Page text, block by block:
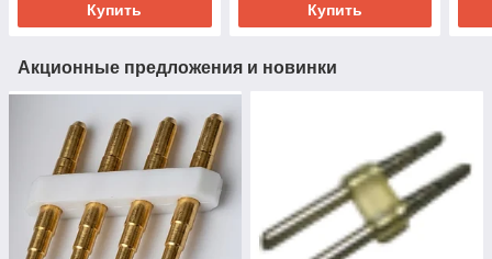
Купить Купить
Акционные предложения и новинки